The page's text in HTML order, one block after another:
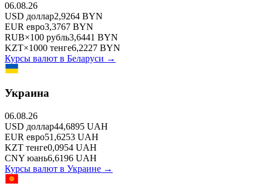
06.08.26
USD доллар2,9264 BYN
EUR евро3,3767 BYN
RUB×100 рубль3,6441 BYN
KZT×1000 тенге6,2227 BYN
Курсы валют в Беларуси →
Украина
06.08.26
USD доллар44,6895 UAH
EUR евро51,6253 UAH
KZT тенге0,0954 UAH
CNY юань6,6196 UAH
Курсы валют в Украине →